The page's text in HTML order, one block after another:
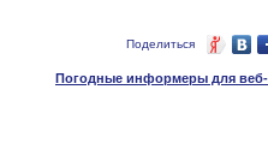
Поделиться
Погодные информеры для веб-